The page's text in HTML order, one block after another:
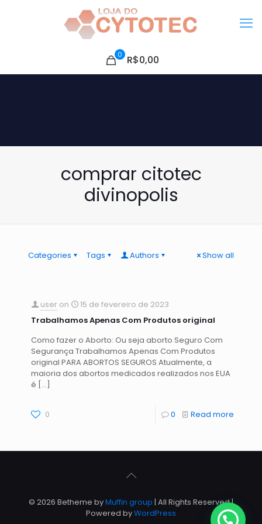
0 R$0,00
comprar citotec
divinopolis
Categories Tags Authors Show all
user on
15 de fevereiro de 2023
Trabalhamos Apenas Com Produtos original
Como fazer o Aborto: Ou seja aborto Seguro Com
Segurança Trabalhamos Apenas Com Produtos
original PARA ABORTOS SEGUROS Atualmente, a
maioria dos abortos medicados realizados nos EUA
é […]
0 0 Read more
© 2026 Betheme byMuffin group | All Rights Reserved |
Powered byWordPress